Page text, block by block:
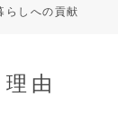
らしへの貢献​
由